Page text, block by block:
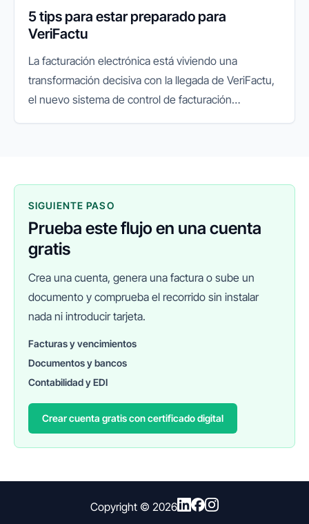
5 tips para estar preparado para
VeriFactu
La facturación electrónica está viviendo una
transformación decisiva con la llegada de VeriFactu,
el nuevo sistema de control de facturación
SIGUIENTE PASO
Prueba este flujo en una cuenta
gratis
Crea una cuenta, genera una factura o sube un
documento y comprueba el recorrido sin instalar
nada ni introducir tarjeta.
Facturas y vencimientos
Documentos y bancos
Contabilidad y EDI
Crear cuenta gratis con certificado digital
Copyright © 2026
FINANEDI
Hablemos ahora
Pedir información sobre FinanEDI